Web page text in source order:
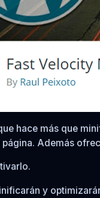
hace más que
Además
y